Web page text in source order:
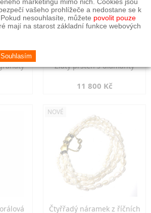
Zlatý prsten s diamanty
11 800 Kč
NOVÉ
Čtyřřadý náramek z říčních
vašeho prohlížeče a nedostane se k
nesouhlasíte, můžete povolit pouze
mají na starost základní funkce webových
Souhlasím